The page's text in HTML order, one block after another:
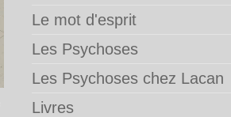
Le mot d'esprit
Les Psychoses
Les Psychoses chez Lacan
Livres